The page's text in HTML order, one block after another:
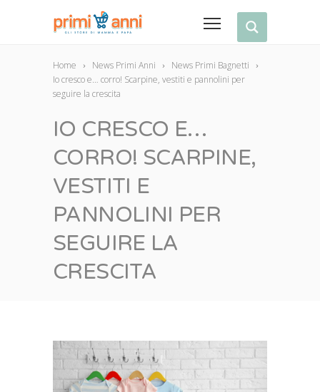
Home News Primi Anni
News Primi Bagnetti
Io cresco e… corro! Scarpine, vestiti e pannolini per
seguire la crescita
IO CRESCO E…
CORRO! SCARPINE,
VESTITI E
PANNOLINI PER
SEGUIRE LA
CRESCITA